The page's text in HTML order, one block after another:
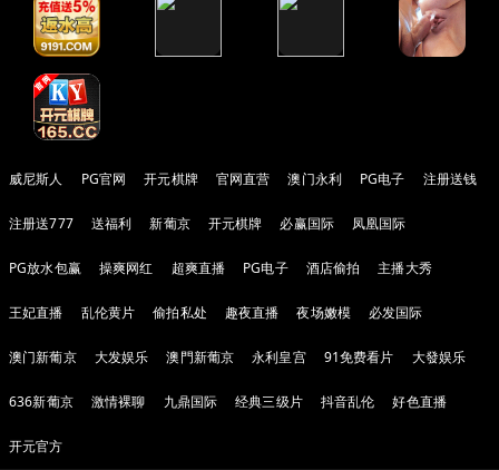
威尼斯人 PG官网 开元棋牌 官网直营 澳门永利 PG电子 注册送钱
注册送777 送福利 新葡京 开元棋牌 必赢国际 凤凰国际
PG放水包赢 操爽网红 超爽直播 PG电子 酒店偷拍 主播大秀
王妃直播 乱伦黄片 偷拍私处 趣夜直播 夜场嫩模 必发国际
澳门新葡京 大发娱乐 澳門新葡京 永利皇宫 91免费看片 大發娱乐
636新葡京 激情裸聊 九鼎国际 经典三级片 抖音乱伦 好色直播
开元官方